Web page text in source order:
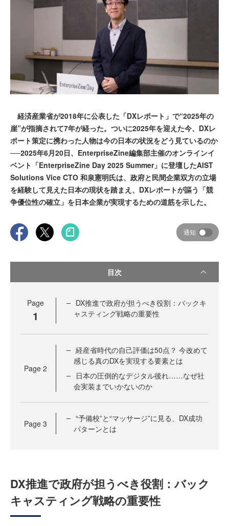
経済産業省が2018年に公表した「DXレポート」で“2025年の
崖”が指摘されて7年が経った。ついに2025年を迎えた今、DXレ
ポート策定に携わった人物は今の日本の状況をどう見ているのか
──2025年6月20日、EnterpriseZine編集部主催のオンラインイ
ベント「EnterpriseZine Day 2025 Summer」に登壇したAIST
Solutions Vice CTO 和泉憲明氏は、政府と民間企業双方の立場
を経験して見えた日本の現状を踏まえ、DXレポートが謳う「競
争優位性の確立」を日本企業が実現するための道筋を示した。
通知
目次
Page
1
DX推進で政府が担うべき役割：バックキ
ャスティング戦略の重要性
Page 2
経産省時代の自己評価は50点？ 今改めて
感じる真のDXを実現する要素とは
日本の圧倒的なデジタル後れ……なぜ社
会実装までいかないのか
Page 3
“予備校”と“マッサージ”に見る、DX成功
パターンとは
DX推進で政府が担うべき役割：バック
キャスティング戦略の重要性